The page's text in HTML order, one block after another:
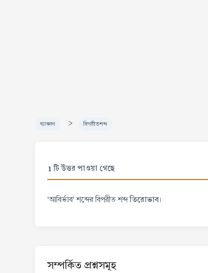
ব্যাকরণ > বিপরীতশব্দ
1 টি উত্তর পাওয়া গেছে
'আবির্ভাব' শব্দের বিপরীত শব্দতিরোভাব।
সম্পর্কিত প্রশ্নসমূহ